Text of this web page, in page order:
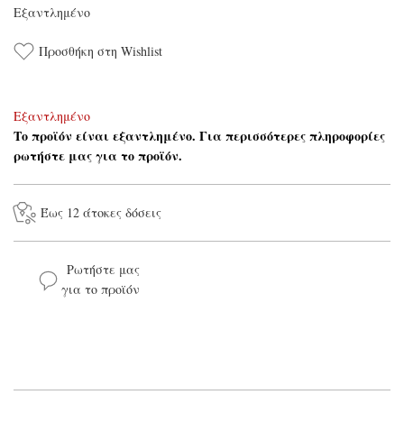
Εξαντλημένο
Προσθήκη στη Wishlist
Εξαντλημένο
Το προϊόν είναι εξαντλημένο. Για περισσότερες πληροφορίες
ρωτήστε μας για το προϊόν.
Έως 12 άτοκες δόσεις
Ρωτήστε μας
για το προϊόν